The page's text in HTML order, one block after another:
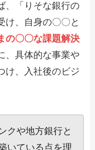
、「りそな銀行の
け、自身の〇〇と
の〇〇な課題解決
、具体的な事業や
け、入社後のビジ
クや地方銀行と
いている点を理